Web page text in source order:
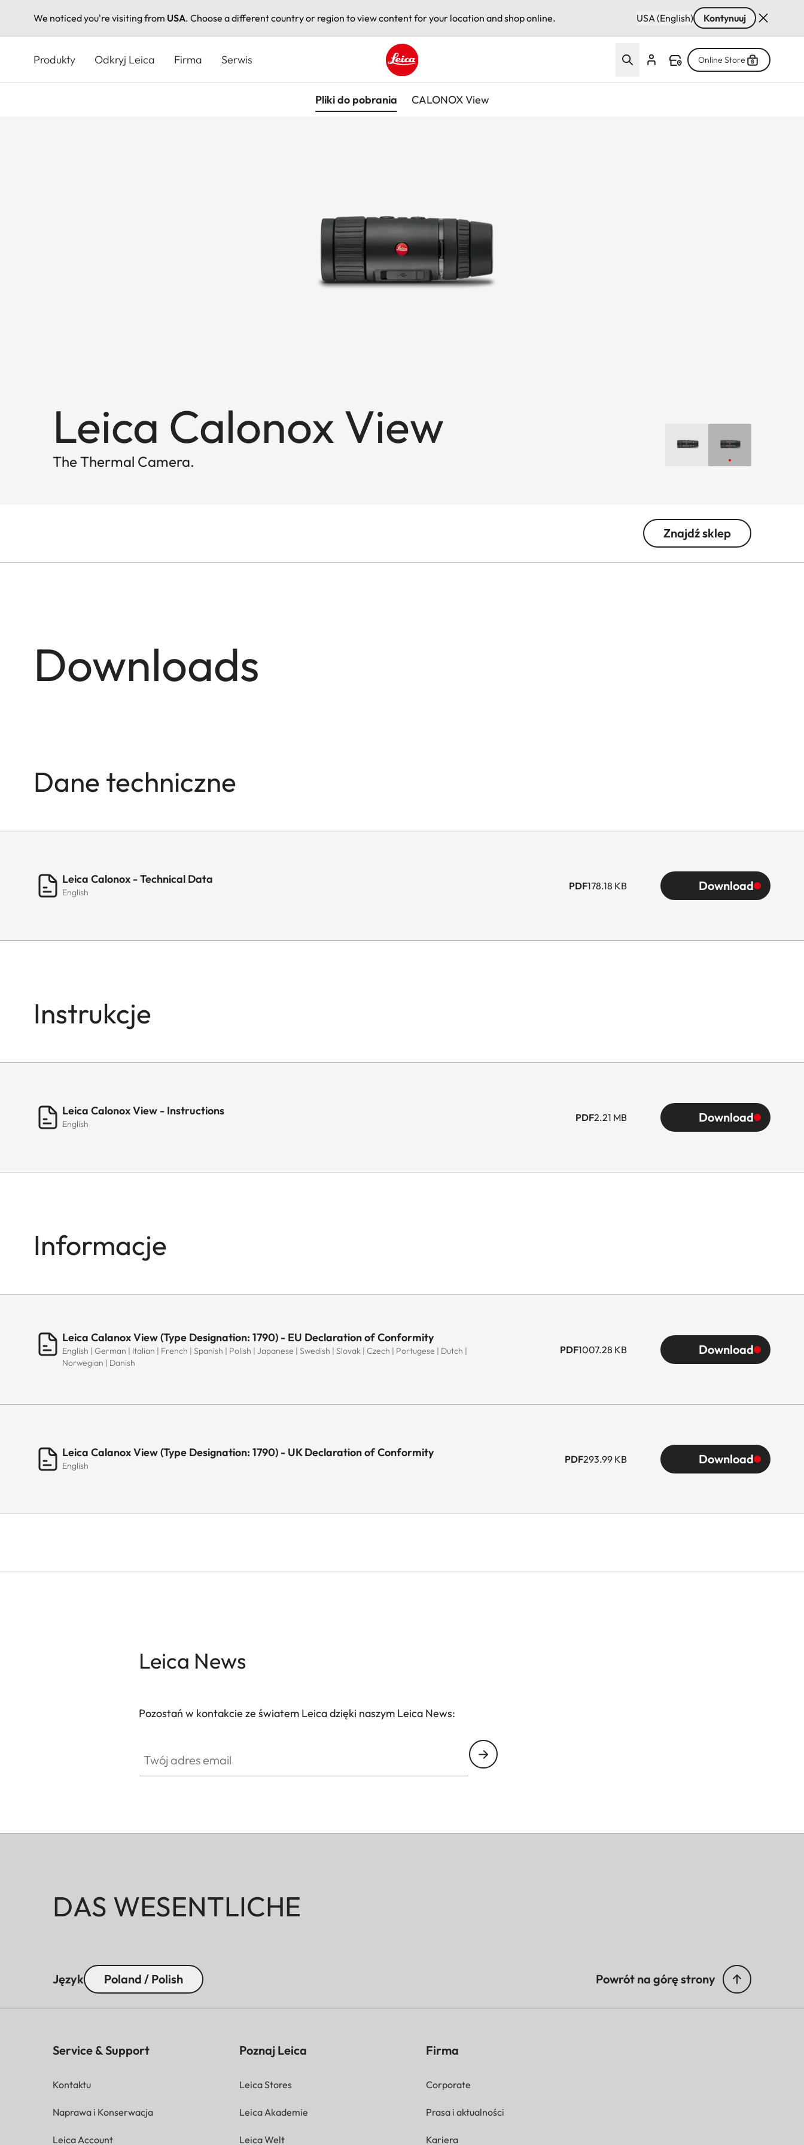
We noticed you're visiting from USA. Choose a different country or region to view content for your location and shop online. USA (English) Kontynuuj
Produkty Odkryj Leica Firma Serwis
Leica logo - Home
Online Store
Pliki do pobrania CALONOX View
Leica Calonox View
The Thermal Camera.
Znajdź sklep
Downloads
Dane techniczne
Leica Calonox - Technical Data
English
PDF178.18 KB Download
Instrukcje
Leica Calonox View - Instructions
English
PDF2.21 MB Download
Informacje
Leica Calanox View (Type Designation: 1790) - EU Declaration of Conformity
English | German | Italian | French | Spanish | Polish | Japanese | Swedish | Slovak | Czech | Portugese | Dutch |
Norwegian | Danish
PDF1007.28 KB Download
Leica Calanox View (Type Designation: 1790) - UK Declaration of Conformity
English
PDF293.99 KB Download
Leica News
Pozostań w kontakcie ze światem Leica dzięki naszym Leica News:
DAS WESENTLICHE
Język Poland / Polish Powrót na górę strony
Service & Support
Kontaktu
Naprawa i Konserwacja
Leica Account
Poznaj Leica
Leica Stores
Leica Akademie
Leica Welt
Firma
Corporate
Prasa i aktualności
Kariera